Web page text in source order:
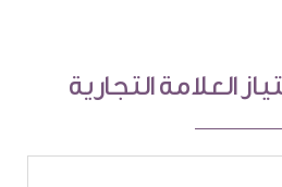
العلامة التجارية